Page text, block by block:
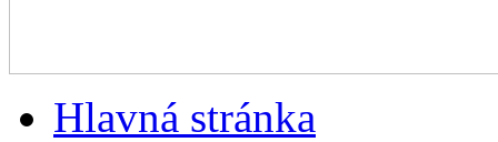
Hlavná stránka